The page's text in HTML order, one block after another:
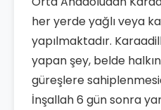
her yerde yağlı veya
yapılmaktadır.
yapan şey, belde
güreşlere
İnşallah 6 gün sonra